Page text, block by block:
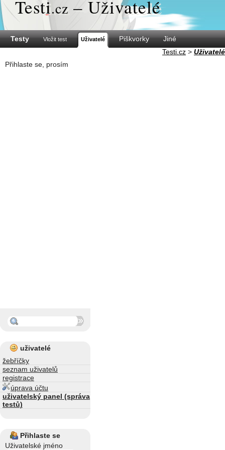
Testi.cz – Uživatelé
Testy Vložit test Uživatelé Piškvorky
Jiné
Testi.cz > Uživatelé
Přihlaste se, prosím
uživatelé
žebříčky
seznam uživatelů
registrace
úprava účtu
uživatelský panel (správa
testů)
Přihlaste se
Uživatelské jméno